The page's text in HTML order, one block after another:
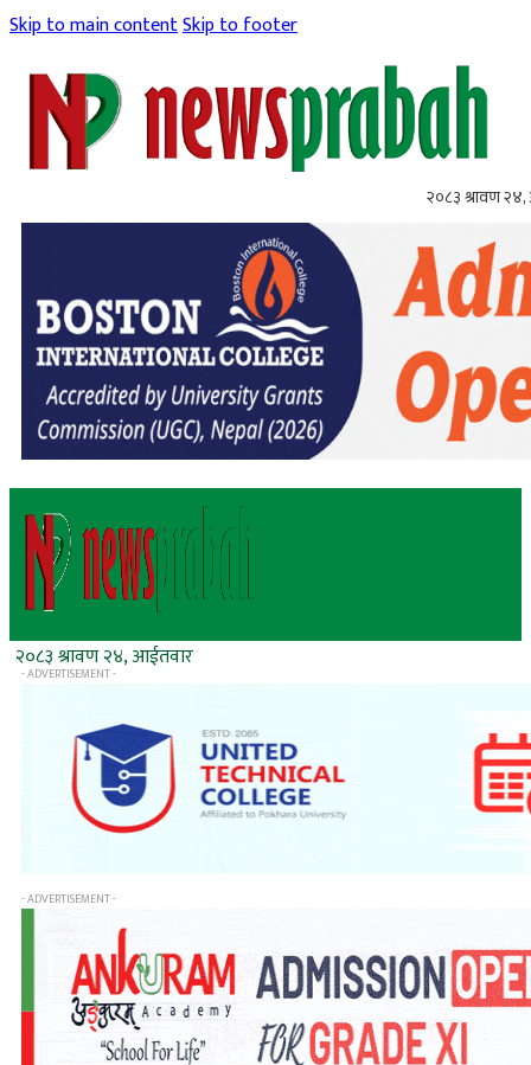
Skip to main contentSkip to footer
२०८३ श्रावण
२०८३ श्रावण २४, आईतवार
- ADVERTISEMENT -
- ADVERTISEMENT -